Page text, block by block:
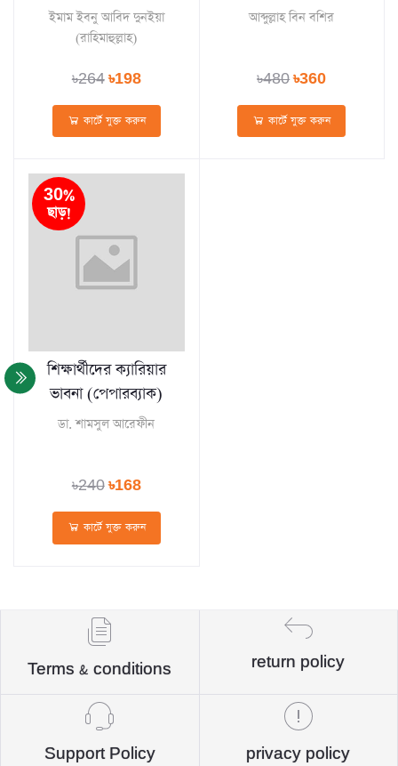
ইমাম ইবনু আবিদ দুনইয়া
(রাহিমাহুল্লাহ)
৳264৳198
কার্টে যুক্ত করুন
সংঘাত
আব্দুল্লাহ বিন বশির
৳480৳360
কার্টে যুক্ত করুন
30%
ছাড়!
শিক্ষার্থীদের ক্যারিয়ার
ভাবনা (পেপারব্যাক)
ডা. শামসুল আরেফীন
৳240৳168
কার্টে যুক্ত করুন
Terms & conditions return policy
Support Policy privacy policy